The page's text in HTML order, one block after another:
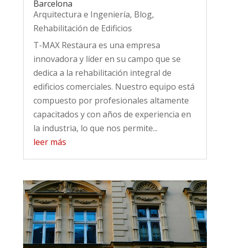
Barcelona
Arquitectura e Ingeniería, Blog,
Rehabilitación de Edificios
T-MAX Restaura es una empresa
innovadora y líder en su campo que se
dedica a la rehabilitación integral de
edificios comerciales. Nuestro equipo está
compuesto por profesionales altamente
capacitados y con años de experiencia en
la industria, lo que nos permite...
leer más